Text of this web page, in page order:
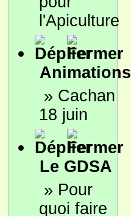
l'Apiculture
Animations
» Cachan
18 juin
Le GDSA
» Pour
quoi faire